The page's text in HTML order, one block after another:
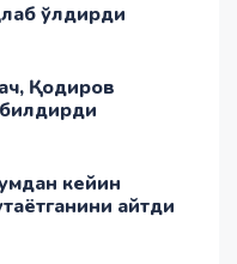
ўлдирди
Қодиров
кейин
айтди